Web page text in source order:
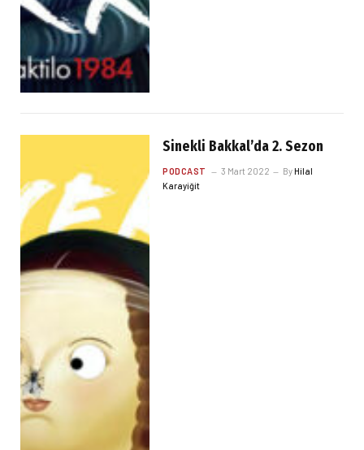
Sinekli Bakkal’da 2. Sezon
PODCAST 3 Mart 2022 ByHilal
Karayiğit